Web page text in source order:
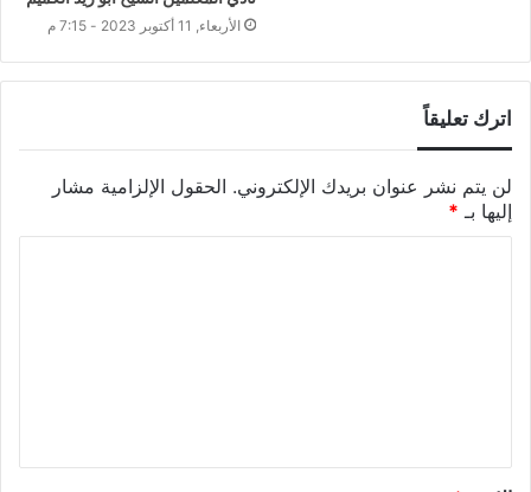
الأربعاء, 11 أكتوبر 2023 - 7:15 م
اترك تعليقاً
لن يتم نشر عنوان بريدك الإلكتروني. الحقول الإلزامية مشار
إليها بـ *